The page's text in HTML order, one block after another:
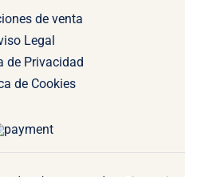
de venta
Legal
de Privacidad
de Cookies